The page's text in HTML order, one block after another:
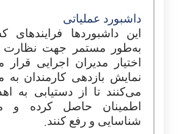
داشبورد عملیاتی
این داشبوردها فرایندهای
به‌طور مستمر جهت نظارت
اختیار مدیران اجرایی قرار
نمایش بازدهی کارمندان به
می‌کنند تا از دستیابی به
اطمینان حاصل کرده و
شناسایی و رفع کنند.